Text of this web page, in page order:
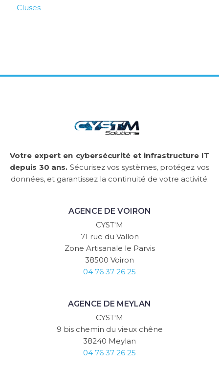
Cluses
Votre expert en cybersécurité et infrastructure IT
depuis 30 ans. Sécurisez vos systèmes, protégez vos
données, et garantissez la continuité de votre activité.
AGENCE DE VOIRON
CYST'M
71 rue du Vallon
Zone Artisanale le Parvis
38500 Voiron
04 76 37 26 25
AGENCE DE MEYLAN
CYST'M
9 bis chemin du vieux chêne
38240 Meylan
04 76 37 26 25